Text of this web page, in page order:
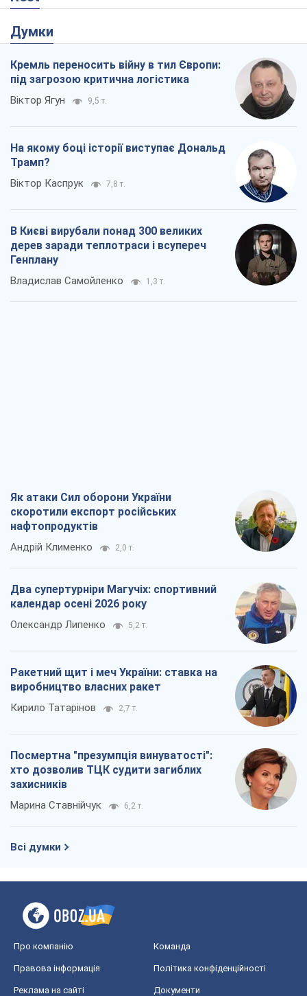
Думки
Кремль переносить війну в тил Європи:
під загрозою критична логістика
Віктор Ягун 9,5 т.
На якому боці історії виступає Дональд
Трамп?
Віктор Каспрук 7,8 т.
В Києві вирубали понад 300 великих
дерев заради теплотраси і всупереч
Генплану
Владислав Самойленко 1,3 т.
Як атаки Сил оборони України
скоротили експорт російських
нафтопродуктів
Андрій Клименко 2,0 т.
Два супертурніри Магучіх: спортивний
календар осені 2026 року
Олександр Липенко 5,2 т.
Ракетний щит і меч України: ставка на
виробництво власних ракет
Кирило Татарінов 2,7 т.
Посмертна "презумпція винуватості":
хто дозволив ТЦК судити загиблих
захисників
Марина Ставнійчук 6,2 т.
Всі думки
Про компанію Команда
Правова інформація Політика конфіденційності
Реклама на сайті Документи